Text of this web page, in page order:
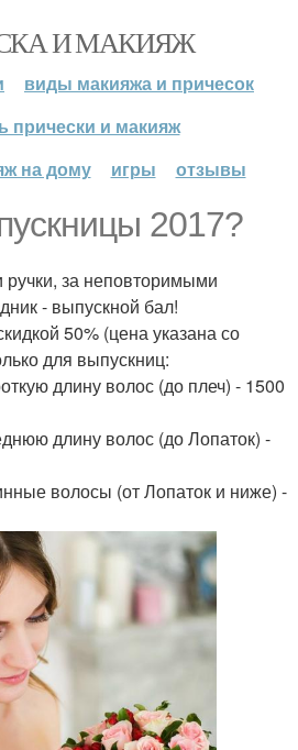
И МАКИЯЖ
виды макияжа и причесок
прически и макияж
на дому
игры отзывы
2017?
за неповторимыми
- выпускной бал!
50% (цена указана со
для выпускниц:
длину волос (до плеч) - 1500
длину волос (до Лопаток) -
волосы (от Лопаток и ниже) -